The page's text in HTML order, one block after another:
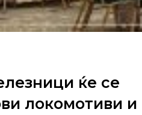
ќе се
локомотиви и